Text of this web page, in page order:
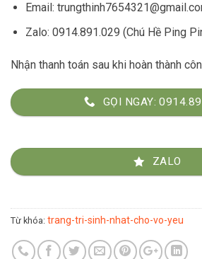
Email:
Zalo: 0914.891.029 (Chú Hề Ping
Nhận thanh toán sau khi hoàn thành
GỌI NGAY:
ZALO
Từ khóa: trang-tri-sinh-nhat-cho-vo-yeu